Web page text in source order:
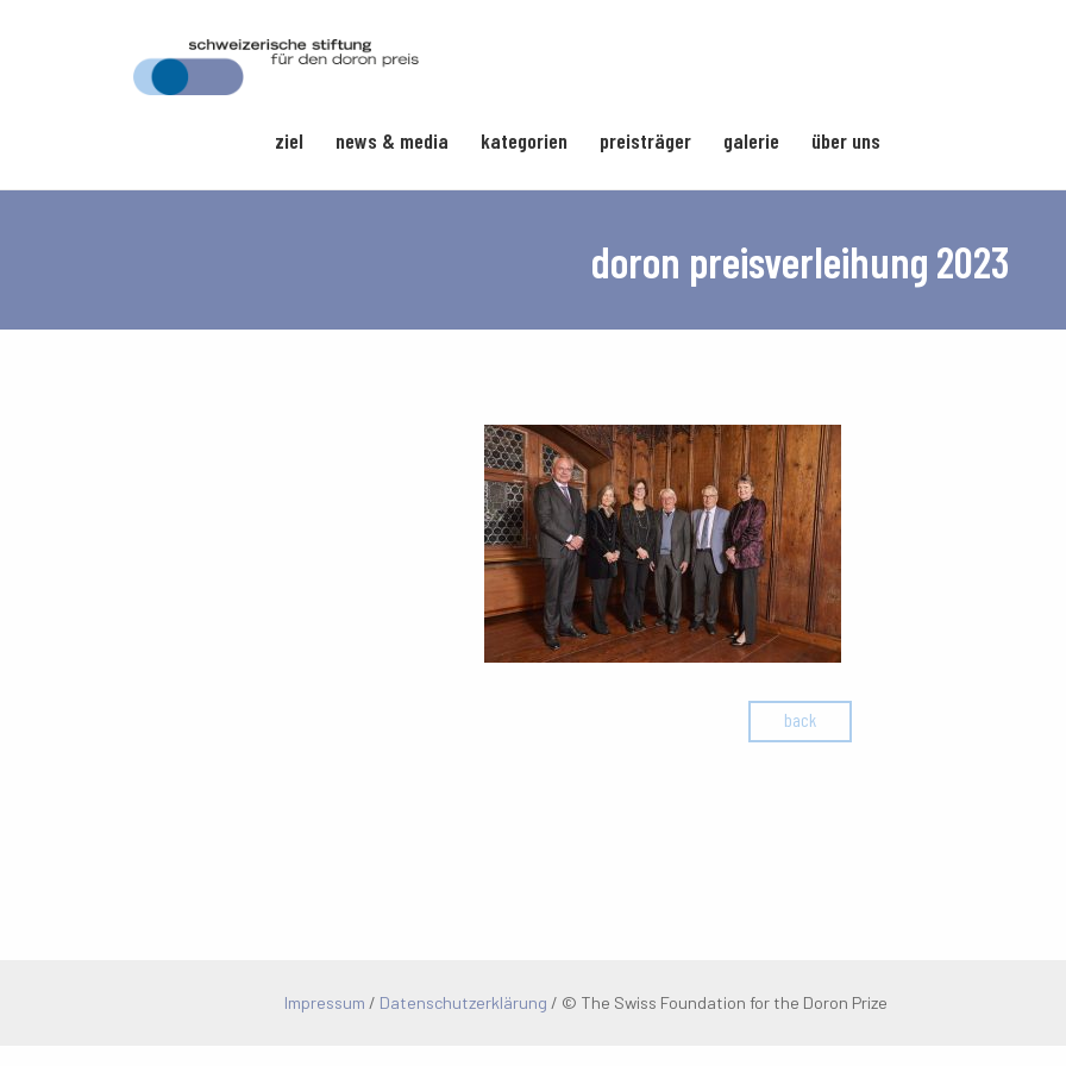
ziel news & media kategorien preisträger galerie über uns
doron preisverleihung 2023
back
Impressum / Datenschutzerklärung / © The Swiss Foundation for the Doron Prize